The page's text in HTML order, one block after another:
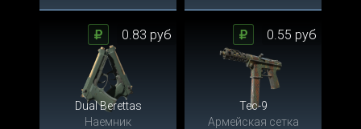
Dual Berettas
Наемник
0.83 руб
Tec-9
Армейская сетка
0.55 руб